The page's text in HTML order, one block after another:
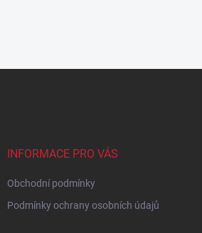
INFORMACE PRO VÁS
Obchodní podmínky
Podmínky ochrany osobních údajů